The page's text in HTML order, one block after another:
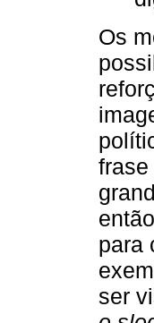
Os
frase
para
ser